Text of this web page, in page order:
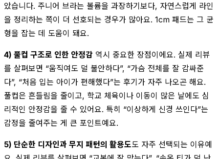
았습니다. 주니어 브라는 볼륨을 과장하기보다, 자연스럽게 라인
을 정리하는 쪽이 더 선호되는 경우가 많아요. 1cm 패드는 그 균
형을 잡는 데 도움이 돼요.
4) 풀컵 구조로 인한 안정감 역시 중요한 장점이에요. 실제 리뷰
를 살펴보면 “움직여도 덜 불안하다”, “가슴 전체를 잘 감싸준
다”, “처음 입는 아이가 편해했다”는 후기가 자주 나오곤 해요.
풀컵은 흔들림을 줄이고, 학교 체육이나 이동이 많은 날에도 심
리적인 안정감을 줄 수 있어요. 특히 “이상하게 신경 쓰인다”는
감정을 줄여주는 게 큰 포인트예요.
5) 단순한 디자인과 무지 패턴의 활용도도 자주 선택되는 이유예